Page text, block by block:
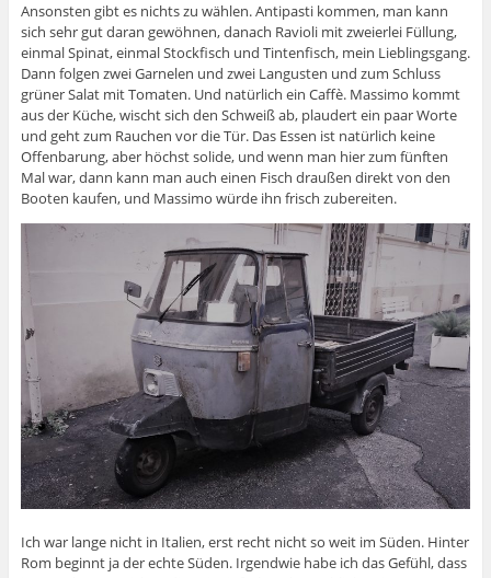
Ansonsten gibt es nichts zu wählen. Antipasti kommen, man kann
sich sehr gut daran gewöhnen, danach Ravioli mit zweierlei Füllung,
einmal Spinat, einmal Stockfisch und Tintenfisch, mein Lieblingsgang.
Dann folgen zwei Garnelen und zwei Langusten und zum Schluss
grüner Salat mit Tomaten. Und natürlich ein Caffè. Massimo kommt
aus der Küche, wischt sich den Schweiß ab, plaudert ein paar Worte
und geht zum Rauchen vor die Tür. Das Essen ist natürlich keine
Offenbarung, aber höchst solide, und wenn man hier zum fünften
Mal war, dann kann man auch einen Fisch draußen direkt von den
Booten kaufen, und Massimo würde ihn frisch zubereiten.
Ich war lange nicht in Italien, erst recht nicht so weit im Süden. Hinter
Rom beginnt ja der echte Süden. Irgendwie habe ich das Gefühl, dass